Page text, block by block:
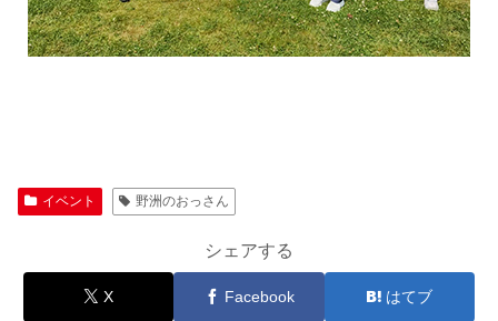
イベント 野洲のおっさん
シェアする
X Facebook はてブ